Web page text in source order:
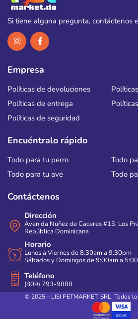
Si tiene alguna pregunta, contáctenos
Empresa
Políticas de devoluciones
Políticas de entrega
Políticas de seguridad
Encuéntralo rápido
Todo para tu perro
Todo
Todo para tu ave
Todo
Contáctenos
Dirección
Avenida Nuñez de Caceres #13, Los
República Dominicana
Horario
Lunes a Viernes de 8:30am a 9:30pm
Sábados y Domingos de 9:00am a
Teléfono
(809) 793-9888
© 2025 – LISI PETMARKET, SRL. Todos